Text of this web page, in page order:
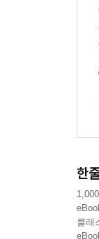
한
클래